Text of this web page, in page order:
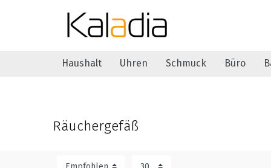
Haushalt Uhren Schmuck Büro
Räuchergefäß